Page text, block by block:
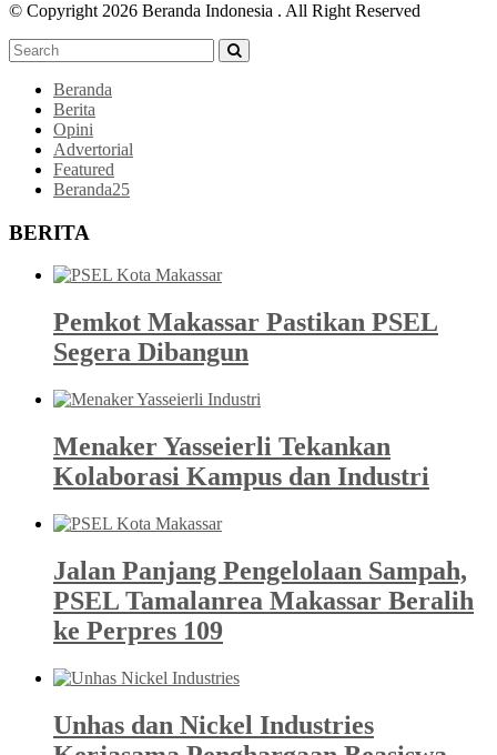
© Copyright 2026 Beranda Indonesia . All Right Reserved
Beranda
Berita
Opini
Advertorial
Featured
Beranda25
BERITA
Pemkot Makassar Pastikan PSEL
Segera Dibangun
Menaker Yasseierli Tekankan
Kolaborasi Kampus dan Industri
Jalan Panjang Pengelolaan Sampah,
PSEL Tamalanrea Makassar Beralih
ke Perpres 109
Unhas dan Nickel Industries